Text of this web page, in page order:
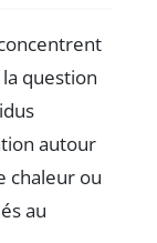
question
autour
chaleur ou
au